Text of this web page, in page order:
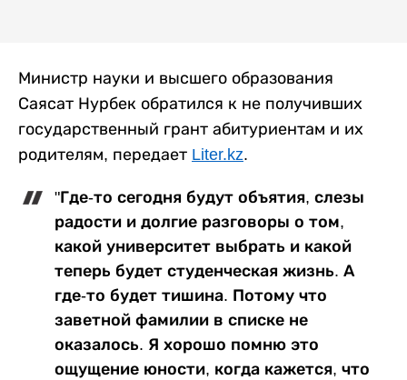
Министр науки и высшего образования
Саясат Нурбек обратился к не получивших
государственный грант абитуриентам и их
родителям, передает Liter.kz.
"Где-то сегодня будут объятия, слезы
радости и долгие разговоры о том,
какой университет выбрать и какой
теперь будет студенческая жизнь. А
где-то будет тишина. Потому что
заветной фамилии в списке не
оказалось. Я хорошо помню это
ощущение юности, когда кажется, что